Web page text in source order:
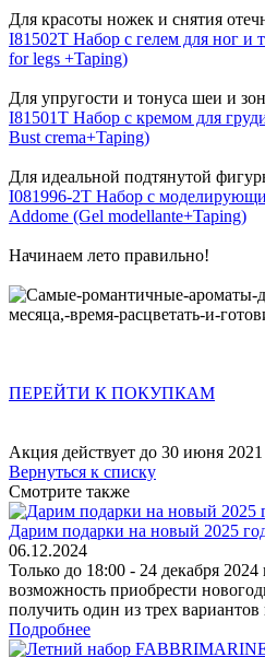
Для красоты ножек и снятия
I81502T Набор с гелем для ног и
for legs +Taping)
Для упругости и тонуса шеи и
I81501T Набор с кремом для
Bust crema+Taping)
Для идеальной подтянутой
I081996-2T Набор с
Addome (Gel modellante+Taping)
Начинаем лето правильно!
ПЕРЕЙТИ К ПОКУПКАМ
Акция действует до 30 июня 2021
Вернуться к списку
Смотрите также
Дарим подарки на новый 2025
06.12.2024
Только до 18:00 - 24 декабря
возможность приобрести
получить один из трех
Подробнее